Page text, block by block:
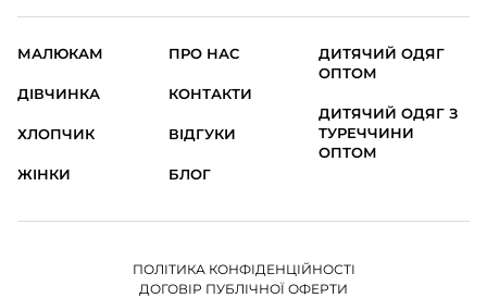
МАЛЮКАМ
ДІВЧИНКА
ХЛОПЧИК
ЖІНКИ
ПРО НАС
КОНТАКТИ
ВІДГУКИ
БЛОГ
ДИТЯЧИЙ ОДЯГ
ОПТОМ
ДИТЯЧИЙ ОДЯГ З
ТУРЕЧЧИНИ
ОПТОМ
ПОЛІТИКА КОНФІДЕНЦІЙНОСТІ
ДОГОВІР ПУБЛІЧНОЇ ОФЕРТИ